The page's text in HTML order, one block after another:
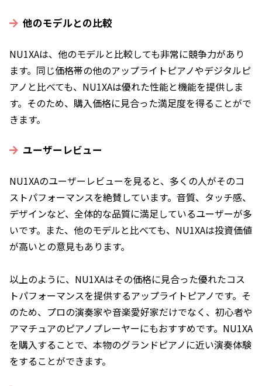
他のモデルとの比較
NU1XAは、他のモデルと比較しても非常に競争力があり
ます。同じ価格帯の他のアップライトピアノやデジタルピ
アノと比べても、NU1XAは優れた性能と機能を提供しま
す。そのため、購入価格に見合った満足度を得ることがで
きます。
ユーザーレビュー
NU1XAのユーザーレビューを見ると、多くの人がそのコ
ストパフォーマンスを絶賛しています。音質、タッチ感、
デザインなど、全体的な品質に満足しているユーザーが多
いです。また、他のモデルと比べても、NU1XAは投資価値
が高いとの意見もあります。
以上のように、NU1XAはその価格に見合った優れたコス
トパフォーマンスを提供するアップライトピアノです。そ
のため、プロの演奏家や音楽愛好家だけでなく、初心者や
アマチュアのピアノプレーヤーにもおすすめです。NU1XA
を購入することで、本物のグランドピアノに近い演奏体験
をすることができます。